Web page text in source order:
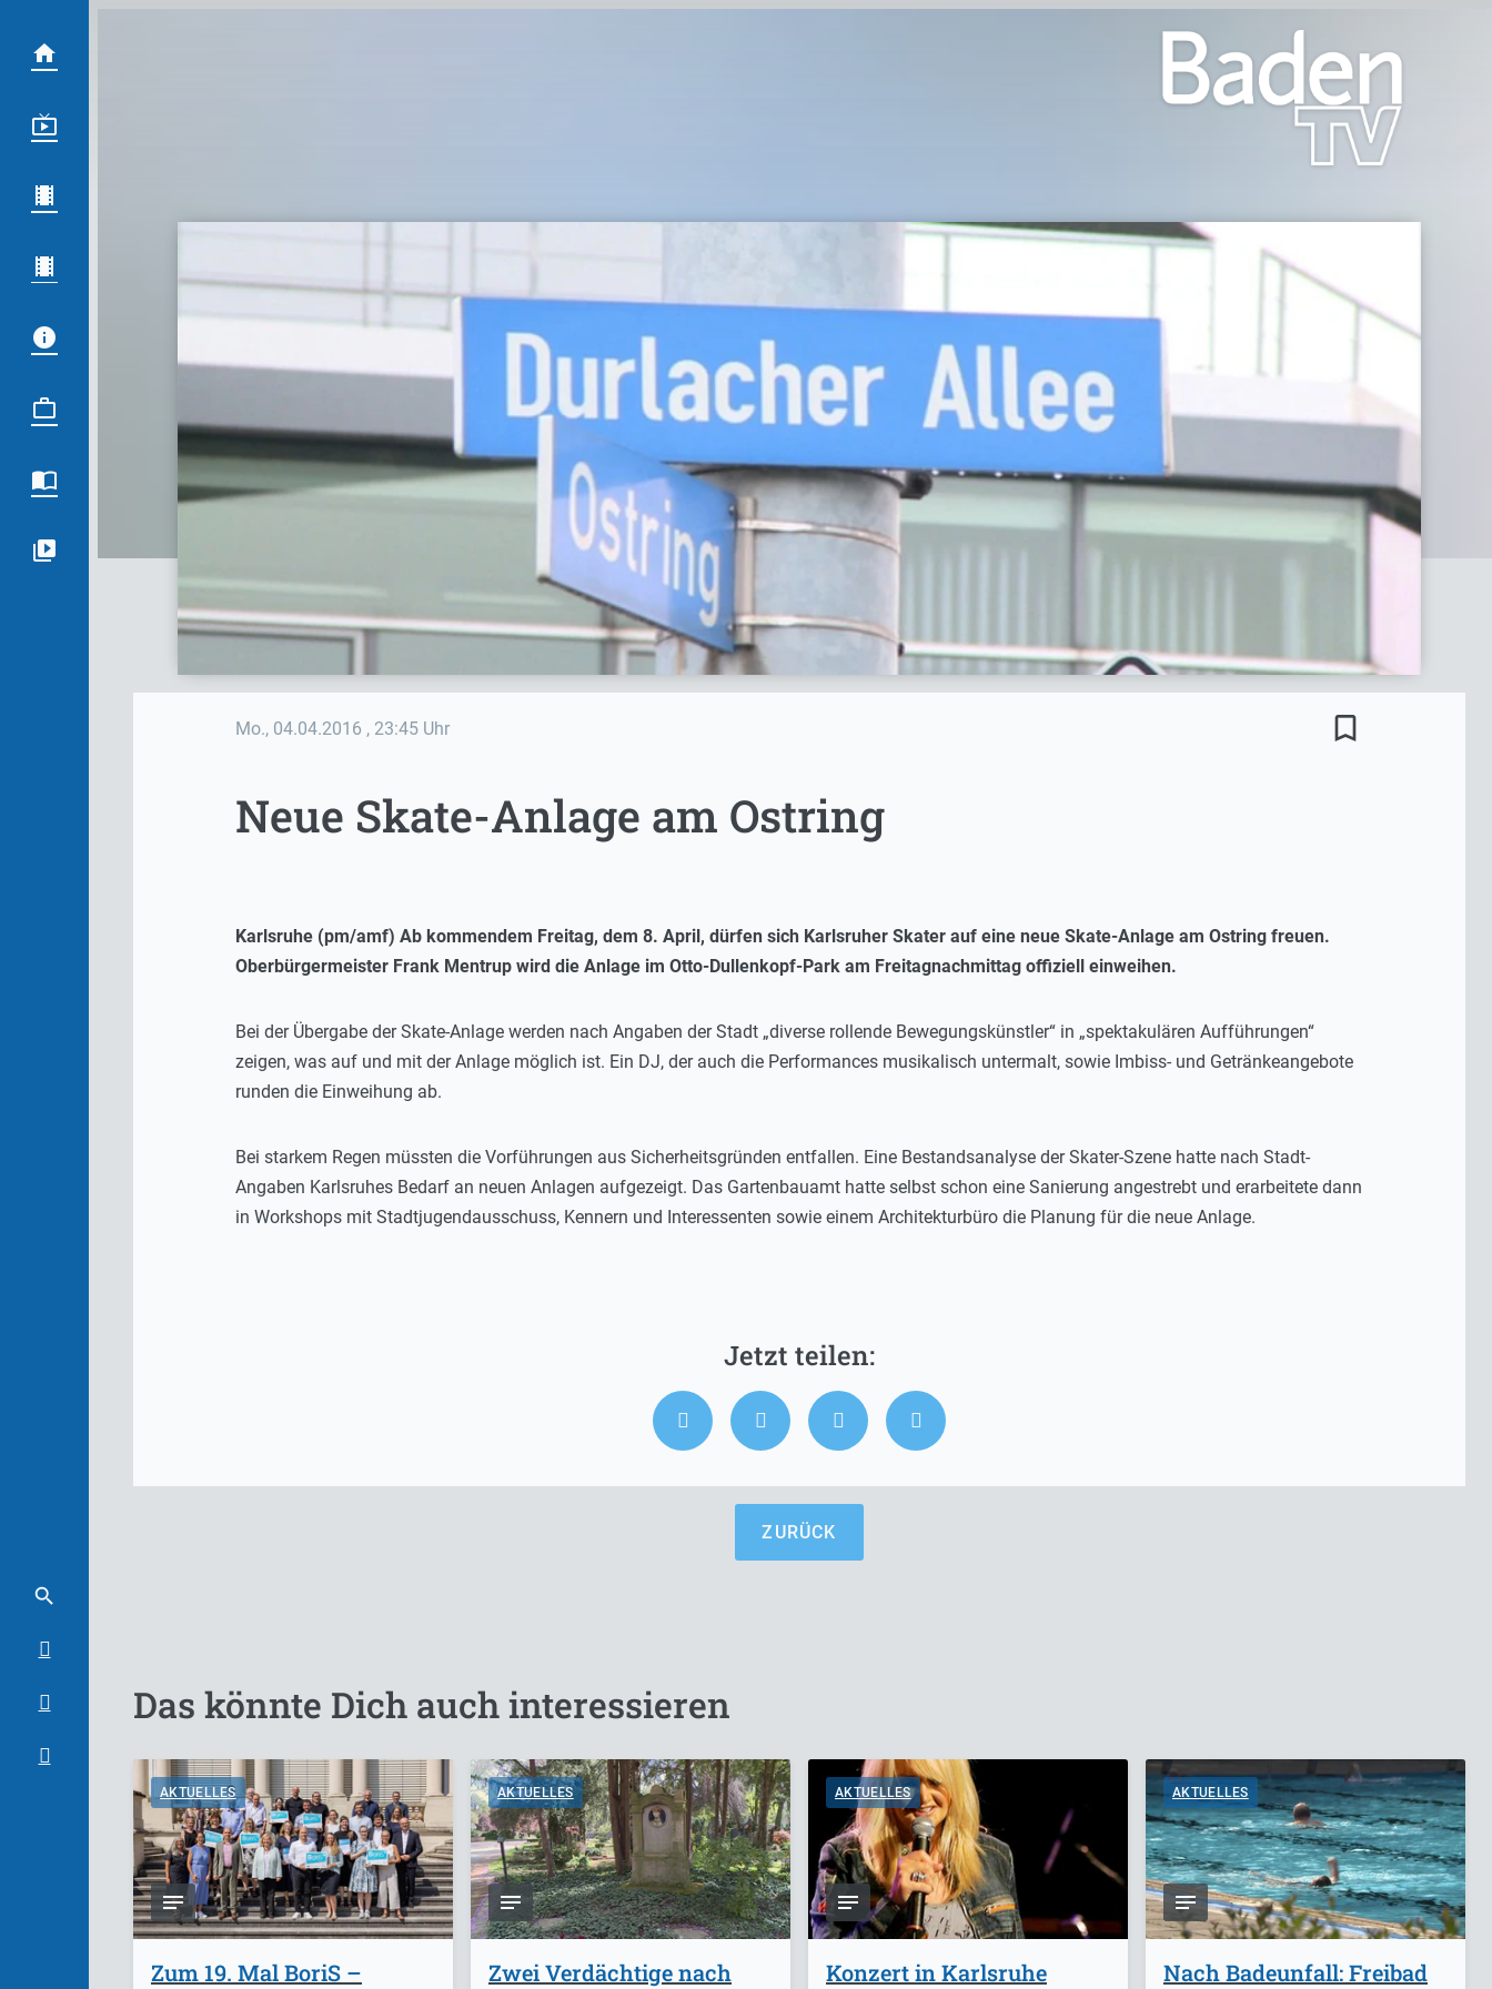
Mo., 04.04.2016 , 23:45 Uhr bookmark_border
Neue Skate-Anlage am Ostring
Karlsruhe (pm/amf) Ab kommendem Freitag, dem 8. April, dürfen sich Karlsruher Skater auf eine neue Skate-Anlage am Ostring freuen.
Oberbürgermeister Frank Mentrup wird die Anlage im Otto-Dullenkopf-Park am Freitagnachmittag offiziell einweihen.
Bei der Übergabe der Skate-Anlage werden nach Angaben der Stadt „diverse rollende Bewegungskünstler“ in „spektakulären Aufführungen“
zeigen, was auf und mit der Anlage möglich ist. Ein DJ, der auch die Performances musikalisch untermalt, sowie Imbiss- und Getränkeangebote
runden die Einweihung ab.
Bei starkem Regen müssten die Vorführungen aus Sicherheitsgründen entfallen. Eine Bestandsanalyse der Skater-Szene hatte nach Stadt-
Angaben Karlsruhes Bedarf an neuen Anlagen aufgezeigt. Das Gartenbauamt hatte selbst schon eine Sanierung angestrebt und erarbeitete dann
in Workshops mit Stadtjugendausschuss, Kennern und Interessenten sowie einem Architekturbüro die Planung für die neue Anlage.
ZURÜCK
Das könnte Dich auch interessieren
AKTUELLES
Zum 19. Mal BoriS –
AKTUELLES
Zwei Verdächtige nach
AKTUELLES
Konzert in Karlsruhe
AKTUELLES
Nach Badeunfall: Freibad